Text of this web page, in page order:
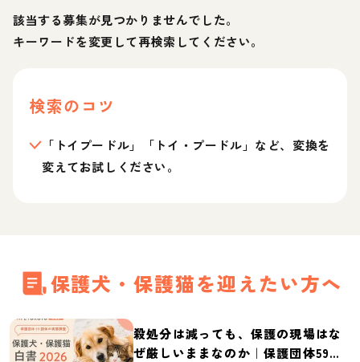
該当する募集が見つかりませんでした。
キーワードを変更して再検索してください。
検索のコツ
「トイプードル」「トイ・プードル」など、変換を
変えてお試しください。
保護犬・保護猫を迎えたい方へ
殺処分は減っても、保護の現場はな
ぜ厳しいままなのか｜保護団体59団